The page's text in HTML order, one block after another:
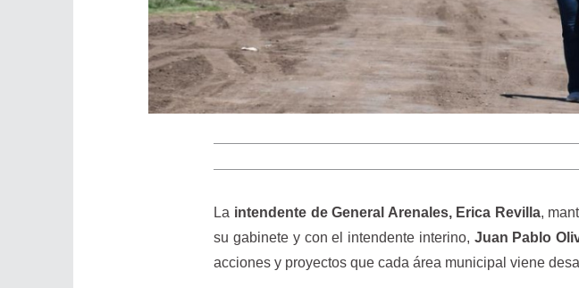
La intendente de General Arenales, Erica Revilla,
su gabinete y con el intendente interino, Juan Pablo
acciones y proyectos que cada área municipal viene